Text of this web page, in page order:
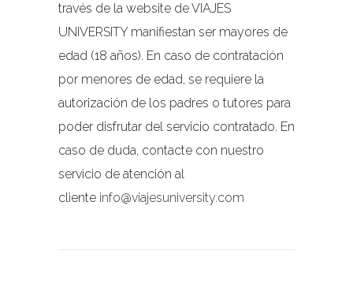
través de la website de VIAJES
UNIVERSITY manifiestan ser mayores de
edad (18 años). En caso de contratación
por menores de edad, se requiere la
autorización de los padres o tutores para
poder disfrutar del servicio contratado. En
caso de duda, contacte con nuestro
servicio de atención al
cliente info@viajesuniversity.com